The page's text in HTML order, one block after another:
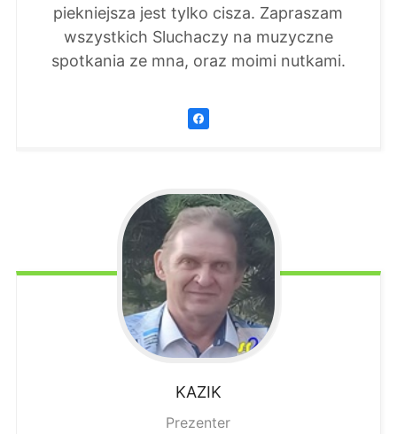
piekniejsza jest tylko cisza. Zapraszam
wszystkich Sluchaczy na muzyczne
spotkania ze mna, oraz moimi nutkami.
KAZIK
Prezenter